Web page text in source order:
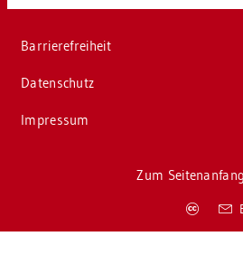
Bar­rie­re­frei­heit
Da­ten­schutz
Im­pres­sum
Zum Sei­ten­an­fang
Co­